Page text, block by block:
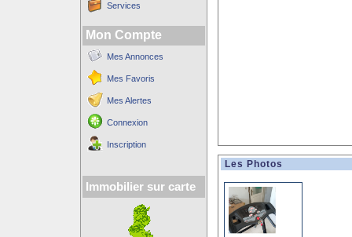
Services
Mon Compte
Mes Annonces
Mes Favoris
Mes Alertes
Connexion
Inscription
Immobilier sur carte
Les Photos